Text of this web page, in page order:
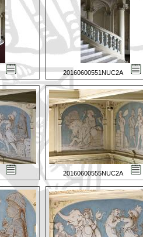
20160600551NUC2A
20160600555NUC2A